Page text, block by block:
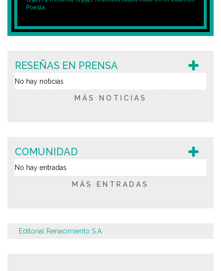
Poesía...
RESEÑAS EN PRENSA
No hay noticias
MÁS NOTICIAS
COMUNIDAD
No hay entradas
MÁS ENTRADAS
Editorial Renacimiento S.A.